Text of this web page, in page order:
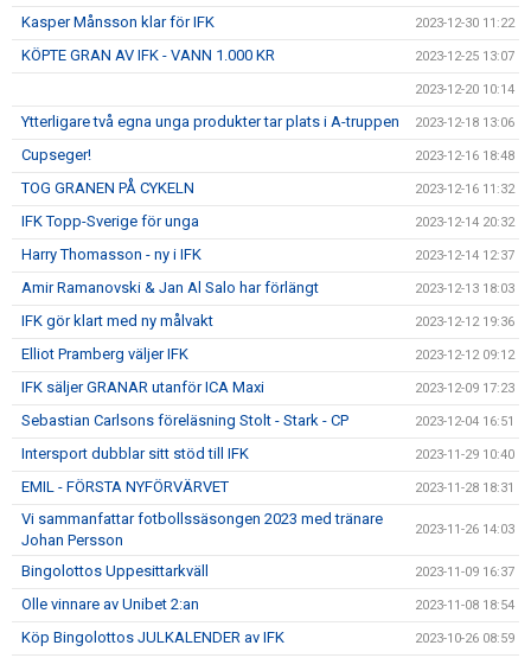
Kasper Månsson klar för IFK 2023-12-30 11:22
KÖPTE GRAN AV IFK - VANN 1.000 KR 2023-12-25 13:07
2023-12-20 10:14
Ytterligare två egna unga produkter tar plats i A-truppen 2023-12-18 13:06
Cupseger! 2023-12-16 18:48
TOG GRANEN PÅ CYKELN 2023-12-16 11:32
IFK Topp-Sverige för unga 2023-12-14 20:32
Harry Thomasson - ny i IFK 2023-12-14 12:37
Amir Ramanovski & Jan Al Salo har förlängt 2023-12-13 18:03
IFK gör klart med ny målvakt 2023-12-12 19:36
Elliot Pramberg väljer IFK 2023-12-12 09:12
IFK säljer GRANAR utanför ICA Maxi 2023-12-09 17:23
Sebastian Carlsons föreläsning Stolt - Stark - CP 2023-12-04 16:51
Intersport dubblar sitt stöd till IFK 2023-11-29 10:40
EMIL - FÖRSTA NYFÖRVÄRVET 2023-11-28 18:31
Vi sammanfattar fotbollssäsongen 2023 med tränare
Johan Persson
2023-11-26 14:03
Bingolottos Uppesittarkväll 2023-11-09 16:37
Olle vinnare av Unibet 2:an 2023-11-08 18:54
Köp Bingolottos JULKALENDER av IFK 2023-10-26 08:59